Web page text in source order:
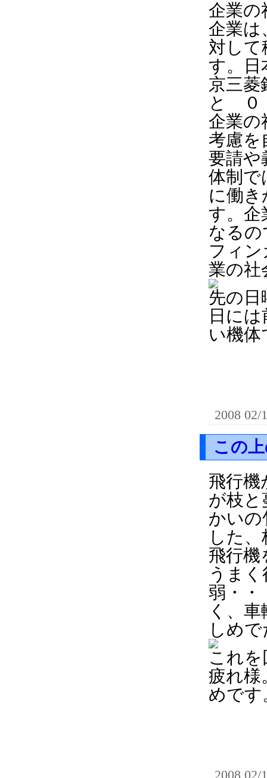
企業の
企業は
対して
す。日
京三菱
と ０
企業の
考慮を
要請や
体制で
に働
す。企
なるの
フィ
業の社
先の日
日に
い機体
2008 02/
この
飛行機
が枝
かいの
した
飛行機
うま
弱・・
く、
しめ
これ
疲れ
めです
2008 02/